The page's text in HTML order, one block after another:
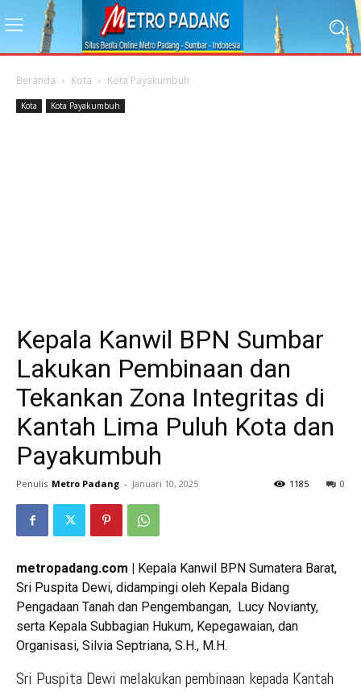
Beranda Kota Kota Payakumbuh
Kota Kota Payakumbuh
Kepala Kanwil BPN Sumbar
Lakukan Pembinaan dan
Tekankan Zona Integritas di
Kantah Lima Puluh Kota dan
Payakumbuh
Penulis Metro Padang - Januari 10, 2025 0
1185
metropadang.com |
Kepala Kanwil BPN Sumatera Barat,
Sri Puspita Dewi, didampingi oleh Kepala Bidang
Pengadaan Tanah dan Pengembangan, Lucy Novianty,
serta Kepala Subbagian Hukum, Kepegawaian, dan
Organisasi, Silvia Septriana, S.H., M.H.
Sri Puspita Dewi melakukan pembinaan kepada Kantah